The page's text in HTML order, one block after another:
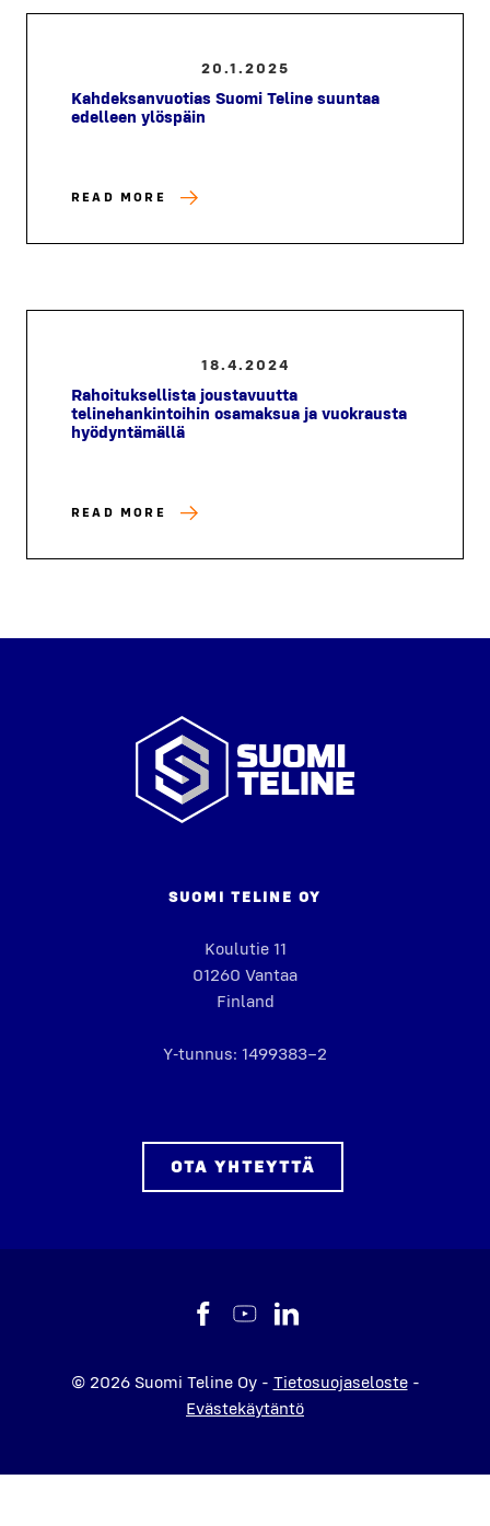
20.1.2025
Kahdeksanvuotias Suomi Teline suuntaa
edelleen ylöspäin
READ MORE
18.4.2024
Rahoituksellista joustavuutta
telinehankintoihin osamaksua ja vuokrausta
hyödyntämällä
READ MORE
SUO­MI TELI­NE OY
Kou­lu­tie 11
01260 Van­taa
Fin­land
Y‑tunnus: 1499383–2
OTA YHTEYT­TÄ
© 2026 Suomi Teline Oy - Tietosuojaseloste-
Evästekäytäntö